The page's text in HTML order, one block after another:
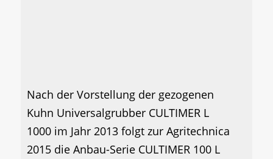
Nach der Vorstellung der gezogenen
Kuhn Universalgrubber CULTIMER L
1000 im Jahr 2013 folgt zur Agritechnica
2015 die Anbau-Serie CULTIMER 100 L